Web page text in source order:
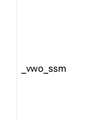
_vwo_ssm